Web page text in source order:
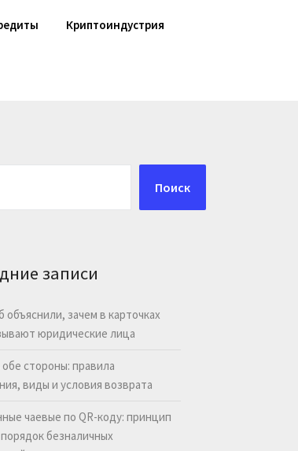
Криптоиндустрия
Поиск
записи
объяснили, зачем в карточках
юридические лица
стороны: правила
виды и условия возврата
чаевые по QR-коду: принцип
безналичных